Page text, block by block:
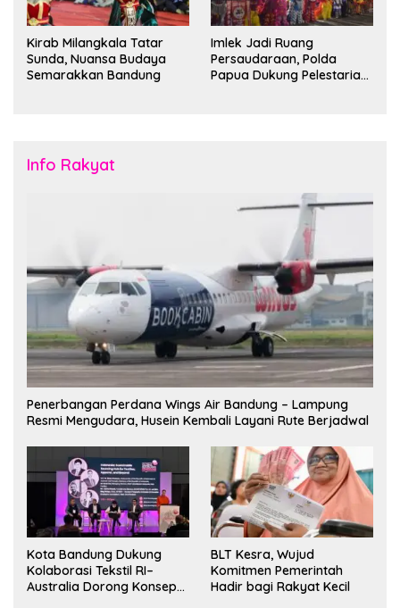
Kirab Milangkala Tatar
Sunda, Nuansa Budaya
Semarakkan Bandung
Imlek Jadi Ruang
Persaudaraan, Polda
Papua Dukung Pelestarian
Info Rakyat
Penerbangan Perdana Wings Air Bandung – Lampung
Resmi Mengudara, Husein Kembali Layani Rute Berjadwal
Kota Bandung Dukung
Kolaborasi Tekstil RI–
Australia Dorong Konsep
BLT Kesra, Wujud
Komitmen Pemerintah
Hadir bagi Rakyat Kecil